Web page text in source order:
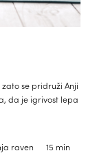
se pridruži Anji
da je igrivost lepa
raven 15 min